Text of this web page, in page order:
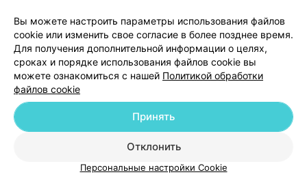
Обработка персональных данных
© 2026 ООО «Артокс Лаб», УНП 191700409
| 220012, Республика Беларусь,
Служба поддержки +375 291212755
Вы можете настроить параметры использования файлов
cookie или изменить свое согласие в более позднее время.
Для получения дополнительной информации о целях,
сроках и порядке использования файлов cookie вы
можете ознакомиться с нашей Политикой обработки
файлов cookie
Отклонить
Принять
Персональные настройки Cookie